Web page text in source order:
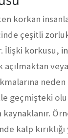
korkan
çeşitli
İlişki korkusu,
açılmaktan
neden
geçmişteki
kalp kırıklığı